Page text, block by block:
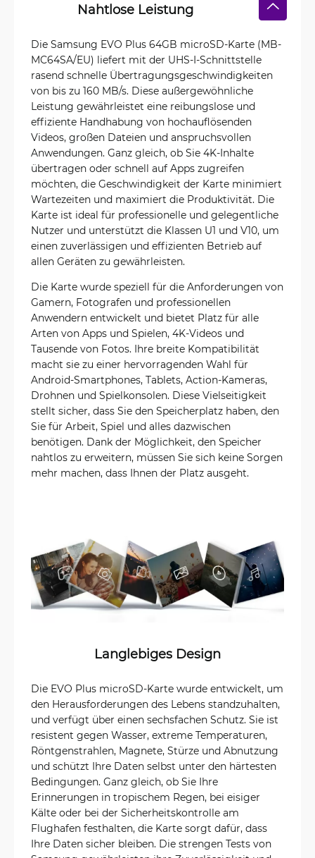
Nahtlose Leistung
Die Samsung EVO Plus 64GB microSD-Karte (MB-
MC64SA/EU) liefert mit der UHS-I-Schnittstelle
rasend schnelle Übertragungsgeschwindigkeiten
von bis zu 160 MB/s. Diese außergewöhnliche
Leistung gewährleistet eine reibungslose und
effiziente Handhabung von hochauflösenden
Videos, großen Dateien und anspruchsvollen
Anwendungen. Ganz gleich, ob Sie 4K-Inhalte
übertragen oder schnell auf Apps zugreifen
möchten, die Geschwindigkeit der Karte minimiert
Wartezeiten und maximiert die Produktivität. Die
Karte ist ideal für professionelle und gelegentliche
Nutzer und unterstützt die Klassen U1 und V10, um
einen zuverlässigen und effizienten Betrieb auf
allen Geräten zu gewährleisten.
Die Karte wurde speziell für die Anforderungen von
Gamern, Fotografen und professionellen
Anwendern entwickelt und bietet Platz für alle
Arten von Apps und Spielen, 4K-Videos und
Tausende von Fotos. Ihre breite Kompatibilität
macht sie zu einer hervorragenden Wahl für
Android-Smartphones, Tablets, Action-Kameras,
Drohnen und Spielkonsolen. Diese Vielseitigkeit
stellt sicher, dass Sie den Speicherplatz haben, den
Sie für Arbeit, Spiel und alles dazwischen
benötigen. Dank der Möglichkeit, den Speicher
nahtlos zu erweitern, müssen Sie sich keine Sorgen
mehr machen, dass Ihnen der Platz ausgeht.
Langlebiges Design
Die EVO Plus microSD-Karte wurde entwickelt, um
den Herausforderungen des Lebens standzuhalten,
und verfügt über einen sechsfachen Schutz. Sie ist
resistent gegen Wasser, extreme Temperaturen,
Röntgenstrahlen, Magnete, Stürze und Abnutzung
und schützt Ihre Daten selbst unter den härtesten
Bedingungen. Ganz gleich, ob Sie Ihre
Erinnerungen in tropischem Regen, bei eisiger
Kälte oder bei der Sicherheitskontrolle am
Flughafen festhalten, die Karte sorgt dafür, dass
Ihre Daten sicher bleiben. Die strengen Tests von